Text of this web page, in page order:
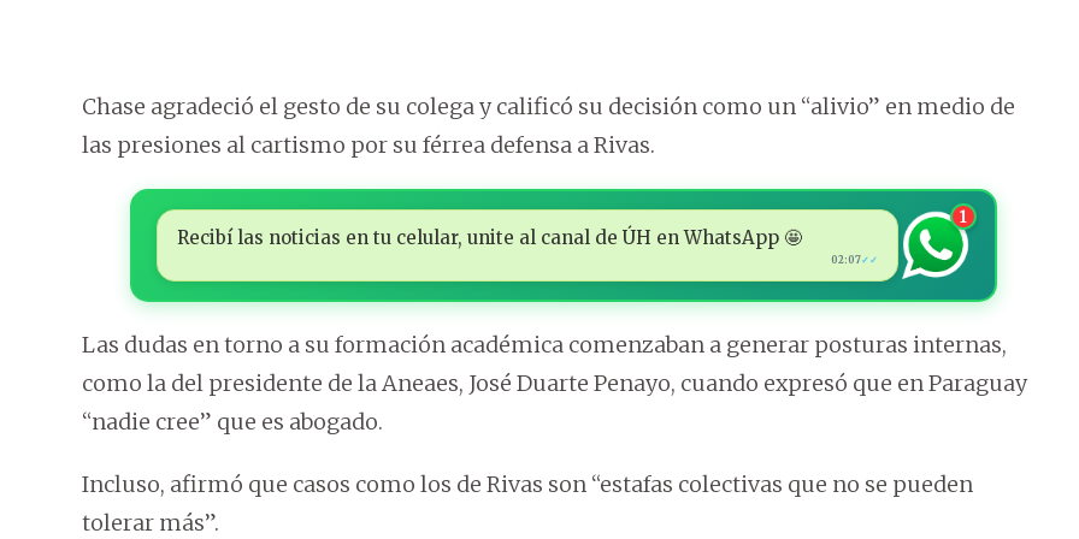
Chase agradeció el gesto de su colega y calificó su decisión como un “alivio” en medio de
las presiones al cartismo por su férrea defensa a Rivas.
Recibí las noticias en tu celular, unite al canal de ÚH en WhatsApp 🤩
02:07✓✓
1
Las dudas en torno a su formación académica comenzaban a generar posturas internas,
como la del presidente de la Aneaes, José Duarte Penayo, cuando expresó que en Paraguay
“nadie cree” que es abogado.
Incluso, afirmó que casos como los de Rivas son “estafas colectivas que no se pueden
tolerar más”.